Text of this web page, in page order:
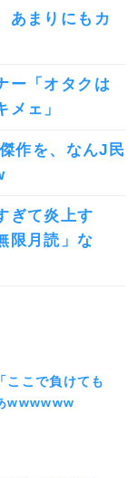
あまりにもカ
ー「オタクは
ェ」
作を、なんJ民
ぎて炎上す
限月読」な
ここで負けても
wwwwww